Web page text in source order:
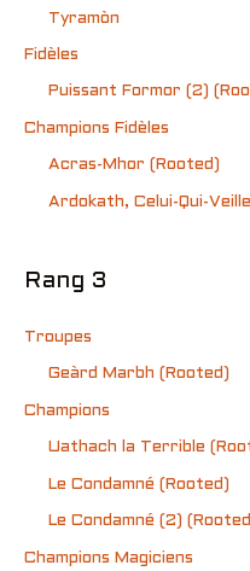
Tyramòn
Fidèles
Puissant Formor (2)
Champions Fidèles
Acras-Mhor (Rooted)
Ardokath, Celui-Qui-Veille
Rang 3
Troupes
Geàrd Marbh (Rooted)
Champions
Uathach la Terrible
Le Condamné (Rooted)
Le Condamné (2)
Champions Magiciens